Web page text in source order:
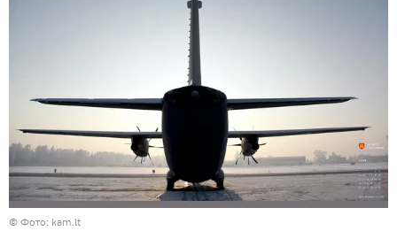
© Фото: kam.lt